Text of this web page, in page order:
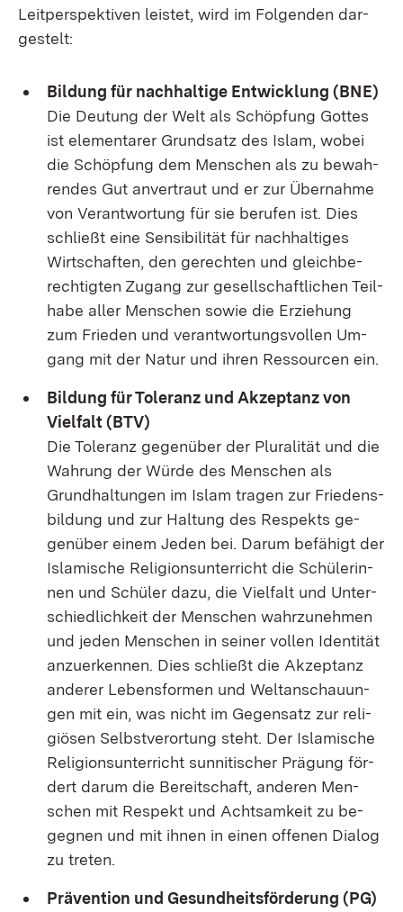
Leit­per­spek­ti­ven leis­tet, wird im Fol­gen­den dar­
ge­s­telt:
Bil­dung für nach­hal­ti­ge Ent­wick­lung (BNE)
Die Deu­tung der Welt als Schöp­fung Got­tes
ist ele­men­ta­rer Grund­satz des Is­lam, wo­bei
die Schöp­fung dem Men­schen als zu be­wah­
ren­des Gut an­ver­traut und er zur Über­nah­me
von Ver­ant­wor­tung für sie be­ru­fen ist. Dies
schließt ei­ne Sen­si­bi­li­tät für nach­hal­ti­ges
Wirt­schaf­ten, den ge­rech­ten und gleich­be­
rech­tig­ten Zu­gang zur ge­sell­schaft­li­chen Teil­
ha­be al­ler Men­schen so­wie die Er­zie­hung
zum Frie­den und ver­ant­wor­tungs­vol­len Um­
gang mit der Na­tur und ih­ren Res­sour­cen ein.
Bil­dung für To­le­ranz und Ak­zep­tanz von
Viel­falt (BTV)
Die To­le­ranz ge­gen­über der Plu­ra­li­tät und die
Wah­rung der Wür­de des Men­schen als
Grund­hal­tun­gen im Is­lam tra­gen zur Frie­dens­
bil­dung und zur Hal­tung des Re­spekts ge­
gen­über ei­nem Je­den bei. Dar­um be­fä­higt der
Is­la­mi­sche Re­li­gi­ons­un­ter­richt die Schü­le­rin­
nen und Schü­ler da­zu, die Viel­falt und Un­ter­
schied­lich­keit der Men­schen wahr­zu­neh­men
und je­den Men­schen in sei­ner vol­len Iden­ti­tät
an­zu­er­ken­nen. Dies schließt die Ak­zep­tanz
an­de­rer Le­bens­for­men und Welt­an­schau­un­
gen mit ein, was nicht im Ge­gen­satz zur re­li­
giö­sen Selbst­ver­or­tung steht. Der Is­la­mi­sche
Re­li­gi­ons­un­ter­richt sun­ni­ti­scher Prä­gung för­
dert dar­um die Be­reit­schaft, an­de­ren Men­
schen mit Re­spekt und Acht­sam­keit zu be­
geg­nen und mit ih­nen in ei­nen of­fe­nen Dia­log
zu tre­ten.
Prä­ven­ti­on und Ge­sund­heits­för­de­rung (PG)